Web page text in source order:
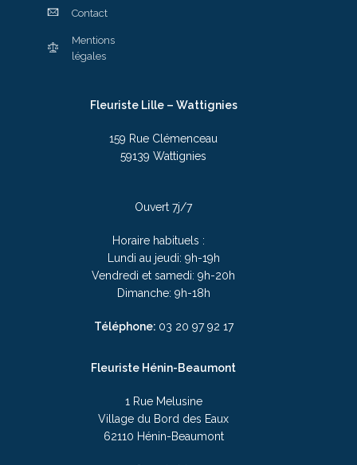
Contact
Mentions
légales
Fleuriste Lille – Wattignies
159 Rue Clémenceau
59139 Wattignies
Ouvert 7j/7
Horaire habituels :
Lundi au jeudi: 9h-19h
Vendredi et samedi: 9h-20h
Dimanche: 9h-18h
Téléphone: 03 20 97 92 17
Fleuriste Hénin-Beaumont
1 Rue Melusine
Village du Bord des Eaux
62110 Hénin-Beaumont